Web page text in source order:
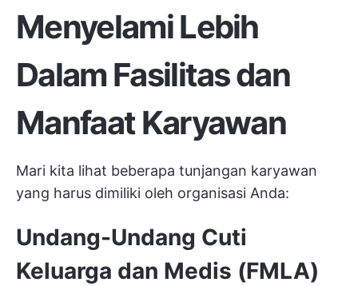
Menyelami Lebih
Dalam Fasilitas dan
Manfaat Karyawan
Mari kita lihat beberapa tunjangan karyawan
yang harus dimiliki oleh organisasi Anda:
Undang-Undang Cuti
Keluarga dan Medis (FMLA)